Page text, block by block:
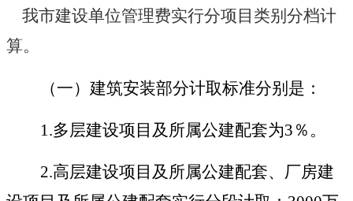
我市建设单位管理费实行分项目类别分档计
算。
（一）建筑安装部分计取标准分别是：
1.多层建设项目及所属公建配套为3 ％。
2.高层建设项目及所属公建配套、厂房建